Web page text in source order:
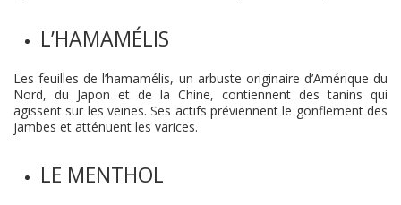
L’HAMAMÉLIS
Les feuilles de l’hamamélis, un arbuste originaire d’Amérique du
Nord, du Japon et de la Chine, contiennent des tanins qui
agissent sur les veines. Ses actifs préviennent le gonflement des
jambes et atténuent les varices.
LE MENTHOL